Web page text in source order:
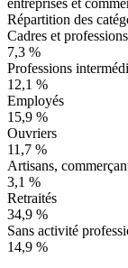
Répartition des
Cadres et
7,3 %
Professions
12,1 %
Employés
15,9 %
Ouvriers
11,7 %
Artisans,
3,1 %
Retraités
34,9 %
Sans activité
14,9 %